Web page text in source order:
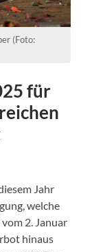
(Foto:
für
Jahr
welche
2. Januar
hinaus